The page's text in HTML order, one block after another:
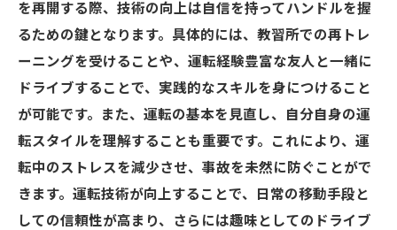
を再開する際、技術の向上は自信を持ってハンドルを握
るための鍵となります。具体的には、教習所での再トレ
ーニングを受けることや、運転経験豊富な友人と一緒に
ドライブすることで、実践的なスキルを身につけること
が可能です。また、運転の基本を見直し、自分自身の運
転スタイルを理解することも重要です。これにより、運
転中のストレスを減少させ、事故を未然に防ぐことがで
きます。運転技術が向上することで、日常の移動手段と
しての信頼性が高まり、さらには趣味としてのドライブ